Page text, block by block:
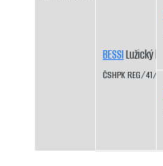
BESSILužický
ČSHPK REG/41/